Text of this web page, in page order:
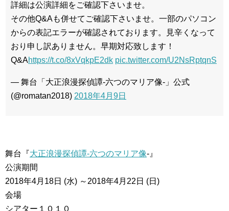
詳細は公演詳細をご確認下さいませ。
その他Q&Aも併せてご確認下さいませ。一部のパソコン
からの表記エラーが確認されております。見辛くなって
おり申し訳ありません。早期対応致します！
Q&Ahttps://t.co/8xVqkpE2dk pic.twitter.com/U2NsRptqnS
— 舞台「大正浪漫探偵譚-六つのマリア像-」公式
(@romatan2018) 2018年4月9日
舞台『大正浪漫探偵譚-六つのマリア像-』
公演期間
2018年4月18日 (水) ～2018年4月22日 (日)
会場
シアター１０１０